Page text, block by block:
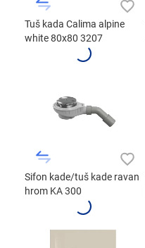
Tuš kada Calima alpine
white 80x80 3207
Sifon kade/tuš kade ravan
hrom KA 300